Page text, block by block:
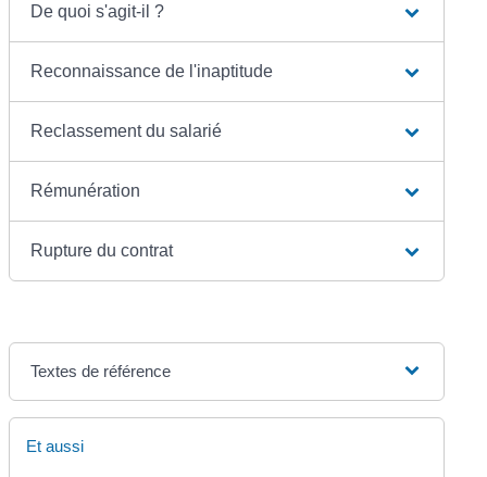
De quoi s'agit-il ?
Reconnaissance de l'inaptitude
Reclassement du salarié
Rémunération
Rupture du contrat
Textes de référence
Et aussi